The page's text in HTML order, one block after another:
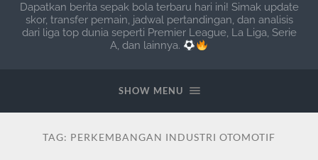
Dapatkan berita sepak bola terbaru hari ini! Simak update
skor, transfer pemain, jadwal pertandingan, dan analisis
dari liga top dunia seperti Premier League, La Liga, Serie
A, dan lainnya.
SHOW MENU
TAG: PERKEMBANGAN INDUSTRI OTOMOTIF